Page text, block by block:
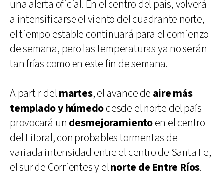
una alerta oficial. En el centro del país, volverá
a intensificarse el viento del cuadrante norte,
el tiempo estable continuará para el comienzo
de semana, pero las temperaturas ya no serán
tan frías como en este fin de semana.
A partir delmartes, el avance de aire más
templado y húmedodesde el norte del país
provocará un desmejoramientoen el centro
del Litoral, con probables tormentas de
variada intensidad entre el centro de Santa Fe,
el sur de Corrientes y elnorte de Entre Ríos.